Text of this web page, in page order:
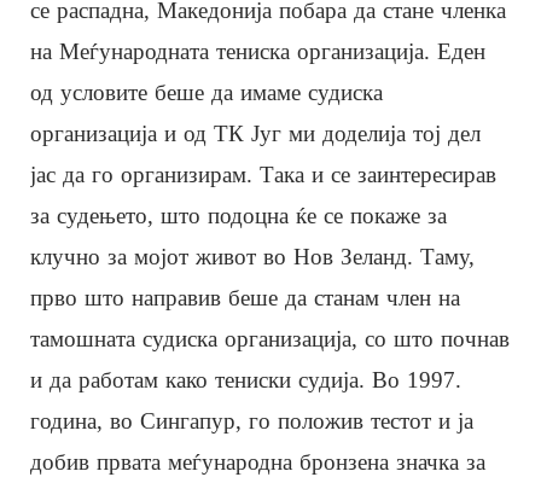
се распадна, Македонија побара да стане членка
на Меѓународната тениска организација. Еден
од условите беше да имаме судиска
организација и од ТК Југ ми доделија тој дел
јас да го организирам. Така и се заинтересирав
за судењето, што подоцна ќе се покаже за
клучно за мојот живот во Нов Зеланд. Таму,
прво што направив беше да станам член на
тамошната судиска организација, со што почнав
и да работам како тениски судија. Во 1997.
година, во Сингапур, го положив тестот и ја
добив првата меѓународна бронзена значка за